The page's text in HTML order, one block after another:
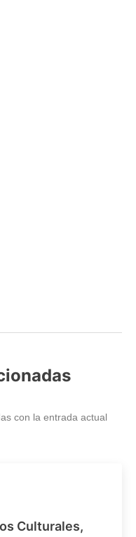
con la entrada actual
Culturales,